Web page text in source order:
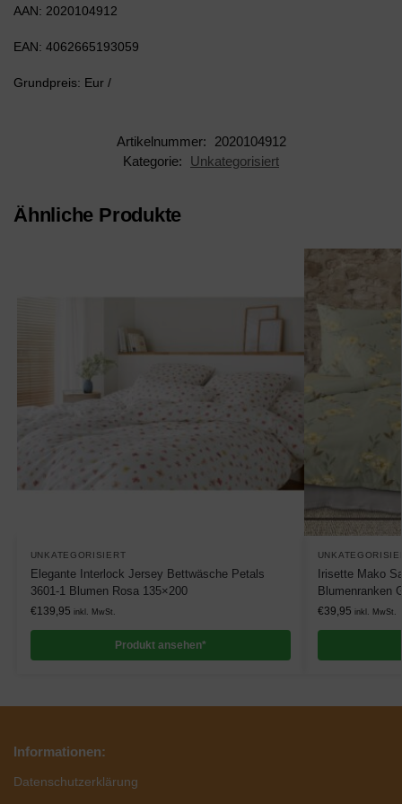
AAN: 2020104912
EAN: 4062665193059
Grundpreis: Eur /
Artikelnummer:
2020104912
Kategorie:
Unkategorisiert
Ähnliche Produkte
UNKATEGORISIERT
Elegante Interlock Jersey Bettwäsche Petals
3601-1 Blumen Rosa 135×200
€139,95 inkl. MwSt.
Produkt ansehen*
Irisette Mako
Blumenranken
€39,95 inkl. MwSt.
Informationen:
Datenschutzerklärung